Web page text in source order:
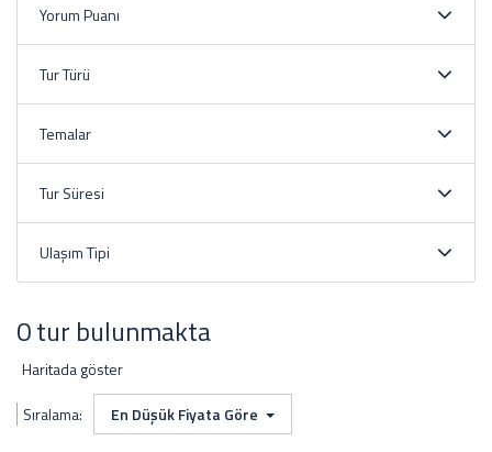
Yorum Puanı
Tur Türü
Temalar
Tur Süresi
Ulaşım Tipi
0 tur bulunmakta
Haritada göster
Sıralama:
En Düşük Fiyata Göre